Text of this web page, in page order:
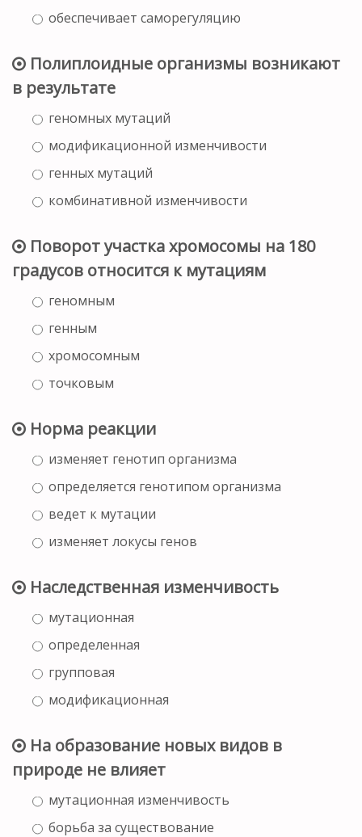
обеспечивает саморегуляцию
Полиплоидные организмы возникают
в результате
геномных мутаций
модификационной изменчивости
генных мутаций
комбинативной изменчивости
Поворот участка хромосомы на 180
градусов относится к мутациям
геномным
генным
хромосомным
точковым
Норма реакции
изменяет генотип организма
определяется генотипом организма
ведет к мутации
изменяет локусы генов
Наследственная изменчивость
мутационная
определенная
групповая
модификационная
На образование новых видов в
природе не влияет
мутационная изменчивость
борьба за существование